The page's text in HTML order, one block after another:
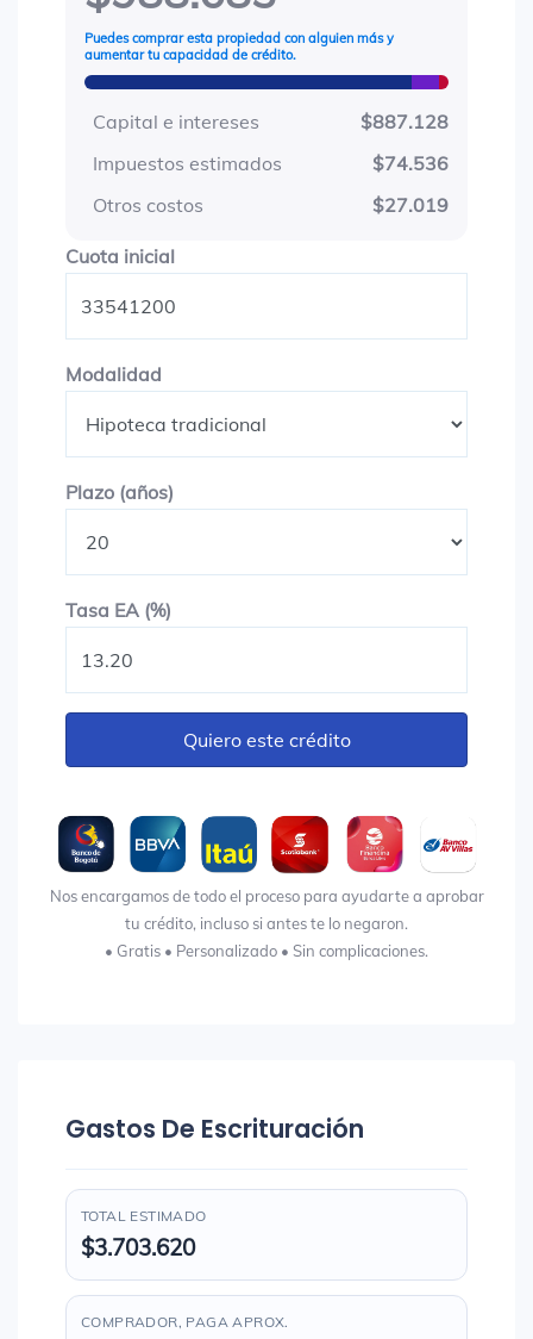
Puedes comprar esta propiedad con alguien más y
aumentar tu capacidad de crédito.
Capital e intereses
$887.128
Impuestos estimados
$74.536
Otros costos
$27.019
Cuota inicialCuota inicial
Modalidad
Plazo (años)
Tasa EA (%)
Quiero este crédito
Nos encargamos de todo el proceso para ayudarte a aprobar
tu crédito, incluso si antes te lo negaron.
• Gratis • Personalizado • Sin complicaciones.
Gastos De Escrituración
TOTAL ESTIMADO
$3.703.620
COMPRADOR, PAGA APROX.